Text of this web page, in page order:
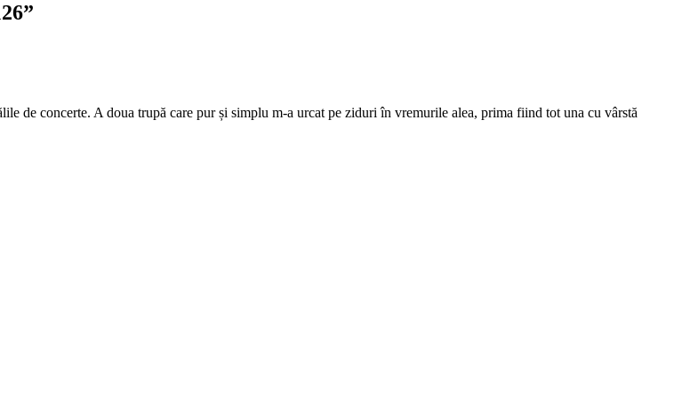
”
de concerte. A doua trupă care pur și simplu m-a urcat pe ziduri în vremurile alea, prima fiind tot una cu vârstă